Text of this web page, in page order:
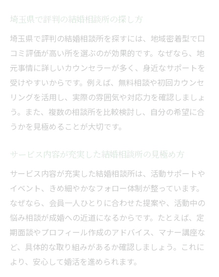
埼玉県で評判の結婚相談所の探し方
埼玉県で評判の結婚相談所を探すには、地域密着型で口
コミ評価が高い所を選ぶのが効果的です。なぜなら、地
元事情に詳しいカウンセラーが多く、身近なサポートを
受けやすいからです。例えば、無料相談や初回カウンセ
リングを活用し、実際の雰囲気や対応力を確認しましょ
う。また、複数の相談所を比較検討し、自分の希望に合
うかを見極めることが大切です。
サービス内容が充実した結婚相談所の見極め方
サービス内容が充実した結婚相談所は、活動サポートや
イベント、きめ細やかなフォロー体制が整っています。
なぜなら、会員一人ひとりに合わせた提案や、活動中の
悩み相談が成婚への近道になるからです。たとえば、定
期面談やプロフィール作成のアドバイス、マナー講座な
ど、具体的な取り組みがあるか確認しましょう。これに
より、安心して婚活を進められます。